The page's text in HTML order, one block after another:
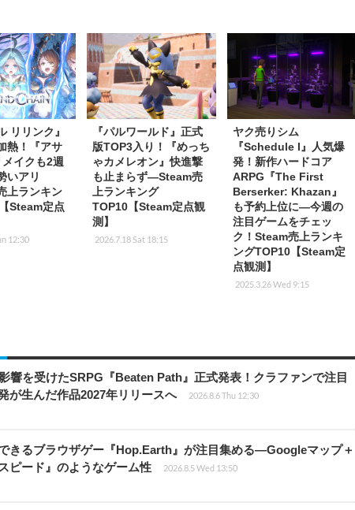
リリンク』
熱！『アサ
イクも2週
いアリ
上ランキン
Steam定点
12:30
『パルワールド』正式
版TOP3入り！『めっち
ゃカメレオン』快進撃
も止まらず―Steam売
上ランキング
TOP10【Steam定点観
測】
2026.7.18 Sat 18:15
ヤク売りシム
『Schedule I』人気爆
発！新作ハードコア
ARPG『The First
Berserker: Khazan』
も予約上位に―今週の
注目ゲームをチェッ
ク！Steam売上ランキ
ングTOP10【Steam定
点観測】
2025.3.26 Wed 9:15
響を受けたSRPG『Beaten Path』正式発表！クラファンで注目
が生んだ作品2027年リリースへ
2026.8.6 Thu 12:30
きるブラウザゲー『Hop.Earth』が注目集める―Googleマップ＋
ピード』のようなゲーム性
2026.8.5 Wed 13:50